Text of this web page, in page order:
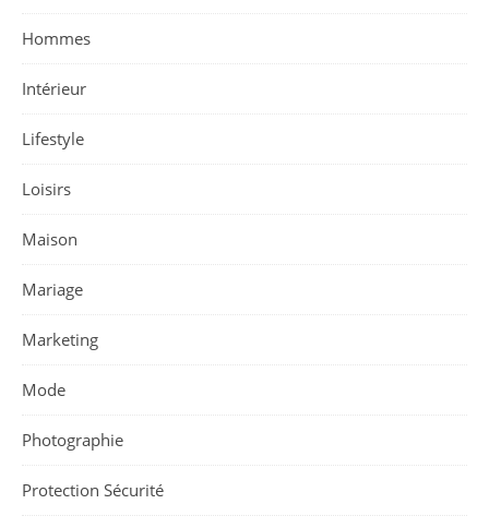
Hommes
Intérieur
Lifestyle
Loisirs
Maison
Mariage
Marketing
Mode
Photographie
Protection Sécurité